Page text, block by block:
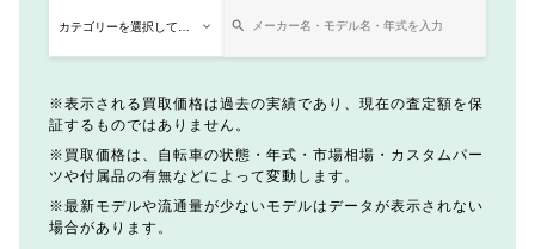
表示される買取価格は過去の実績であり、現在の査定額を保
証するものではありません。
買取価格は、自転車の状態・年式・市場相場・カスタムパー
ツや付属品の有無などによって変動します。
最新モデルや流通量が少ないモデルはデータが表示されない
場合があります。